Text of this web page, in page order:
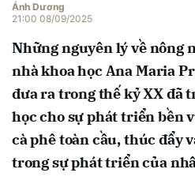
Ánh Dương
21:00 08/09/2025
Những nguyên lý về nông
nhà khoa học Ana Maria
đưa ra trong thế kỷ XX đã
học cho sự phát triển bền
cà phê toàn cầu, thúc đẩy
trong sự phát triển của